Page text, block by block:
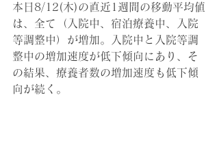
本日8/12(木)の直近1週間の移動平均値
は、全て（入院中、宿泊療養中、入院
等調整中）が増加。入院中と入院等調
整中の増加速度が低下傾向にあり、そ
の結果、療養者数の増加速度も低下傾
向が続く。